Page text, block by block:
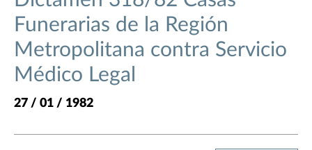
Funerarias de la Región
Metropolitana contra Servicio
Médico Legal
27 / 01 / 1982